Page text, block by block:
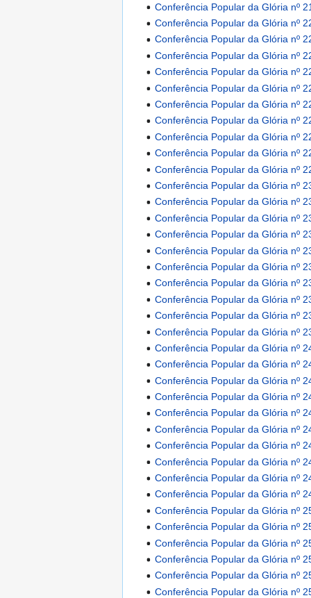
Conferência Popular da Glória nº
Conferência Popular da Glória nº
Conferência Popular da Glória nº
Conferência Popular da Glória nº
Conferência Popular da Glória nº
Conferência Popular da Glória nº
Conferência Popular da Glória nº
Conferência Popular da Glória nº
Conferência Popular da Glória nº
Conferência Popular da Glória nº
Conferência Popular da Glória nº
Conferência Popular da Glória nº
Conferência Popular da Glória nº
Conferência Popular da Glória nº
Conferência Popular da Glória nº
Conferência Popular da Glória nº
Conferência Popular da Glória nº
Conferência Popular da Glória nº
Conferência Popular da Glória nº
Conferência Popular da Glória nº
Conferência Popular da Glória nº
Conferência Popular da Glória nº
Conferência Popular da Glória nº
Conferência Popular da Glória nº
Conferência Popular da Glória nº
Conferência Popular da Glória nº
Conferência Popular da Glória nº
Conferência Popular da Glória nº
Conferência Popular da Glória nº
Conferência Popular da Glória nº
Conferência Popular da Glória nº
Conferência Popular da Glória nº
Conferência Popular da Glória nº
Conferência Popular da Glória nº
Conferência Popular da Glória nº
Conferência Popular da Glória nº
Conferência Popular da Glória nº